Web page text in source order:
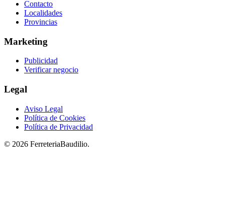
Contacto
Localidades
Provincias
Marketing
Publicidad
Verificar negocio
Legal
Aviso Legal
Política de Cookies
Política de Privacidad
© 2026 FerreteriaBaudilio.